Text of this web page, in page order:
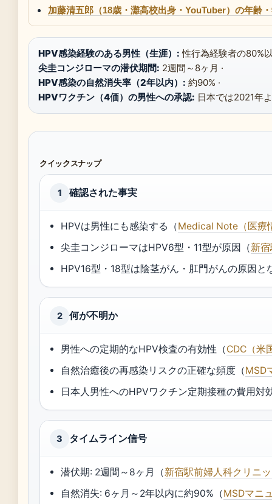
加藤清五郎（18歳・灘高校出身・YouTuber）の年齢
HPV感染経験のある男性（生涯）: 性行為経験者の80%
尖圭コンジローマの潜伏期間: 2週間～8ヶ月 ·
HPV感染の自然消失率（2年以内）: 約90% ·
HPVワクチン（4価）の男性への承認: 日本では2021年
クイックスナップ
1 確認された事実
HPVは男性にも感染する（Medical Note（医療
尖圭コンジローマはHPV6型・11型が原因（新
HPV16型・18型は陰茎がん・肛門がんの原因と
2 何が不明か
男性への定期的なHPV検査の有効性（CDC（米
自然治癒後の再感染リスクの正確な頻度（MSD
日本人男性へのHPVワクチン定期接種の費用対
3 タイムライン信号
潜伏期: 2週間～8ヶ月（新宿駅前婦人科クリニ
自然消失: 6ヶ月～2年以内に約90%（MSDマニ